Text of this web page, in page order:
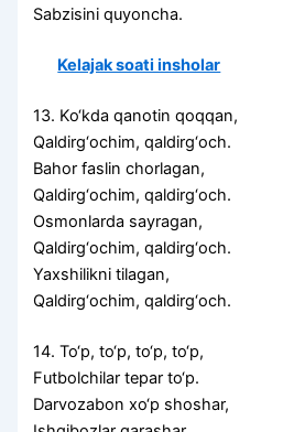
Sabzisini quyoncha.
Kelajak soati insholar
13. Ko‘kda qanotin qoqqan,
Qaldirg‘ochim, qaldirg‘och.
Bahor faslin chorlagan,
Qaldirg‘ochim, qaldirg‘och.
Osmonlarda sayragan,
Qaldirg‘ochim, qaldirg‘och.
Yaxshilikni tilagan,
Qaldirg‘ochim, qaldirg‘och.
14. To‘p, to‘p, to‘p, to‘p,
Futbolchilar tepar to‘p.
Darvozabon xo‘p shoshar,